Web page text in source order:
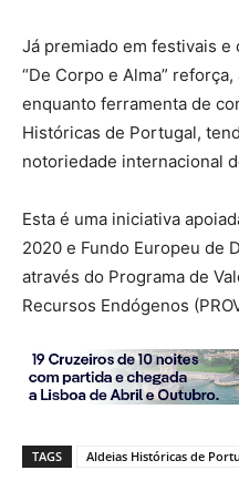
Já premiado em festivais e
“De Corpo e Alma”
enquanto ferramenta de
Históricas de Portugal,
notoriedade internacional
Esta é uma iniciativa
2020 e Fundo Europeu de
através do Programa de
Recursos Endógenos
TAGS Aldeias Históricas de